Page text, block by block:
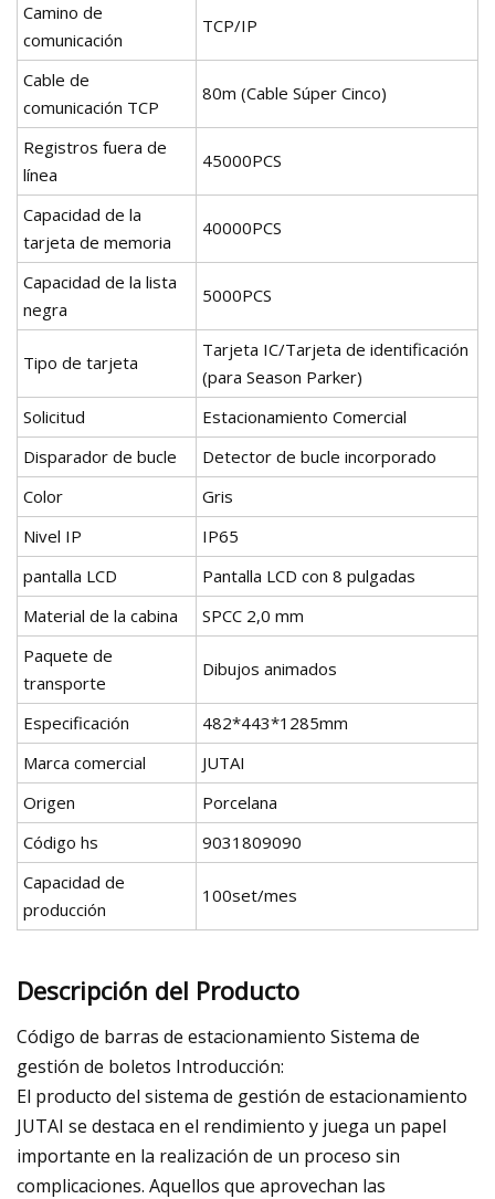
Camino de
comunicación
TCP/IP
Cable de
comunicación TCP
80m (Cable Súper Cinco)
Registros fuera de
línea
45000PCS
Capacidad de la
tarjeta de memoria
40000PCS
Capacidad de la lista
negra
5000PCS
Tipo de tarjeta
Tarjeta IC/Tarjeta de identificación
(para Season Parker)
Solicitud
Estacionamiento Comercial
Disparador de bucle
Detector de bucle incorporado
Color
Gris
Nivel IP
IP65
pantalla LCD
Pantalla LCD con 8 pulgadas
Material de la cabina
SPCC 2,0 mm
Paquete de
transporte
Dibujos animados
Especificación
482*443*1285mm
Marca comercial
JUTAI
Origen
Porcelana
Código hs
9031809090
Capacidad de
producción
100set/mes
Descripción del Producto
Código de barras de estacionamiento Sistema de
gestión de boletos Introducción:
El producto del sistema de gestión de estacionamiento
JUTAI se destaca en el rendimiento y juega un papel
importante en la realización de un proceso sin
complicaciones. Aquellos que aprovechan las